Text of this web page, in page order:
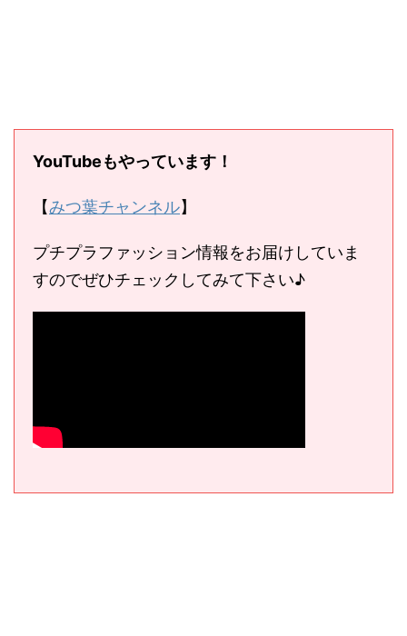
YouTubeもやっています！
【みつ葉チャンネル】
プチプラファッション情報をお届けしていま
すのでぜひチェックしてみて下さい♪